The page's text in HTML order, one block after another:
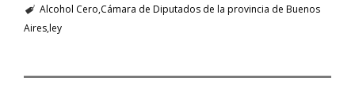
Alcohol Cero Cámara de Diputados de la provincia de Buenos
Airesley